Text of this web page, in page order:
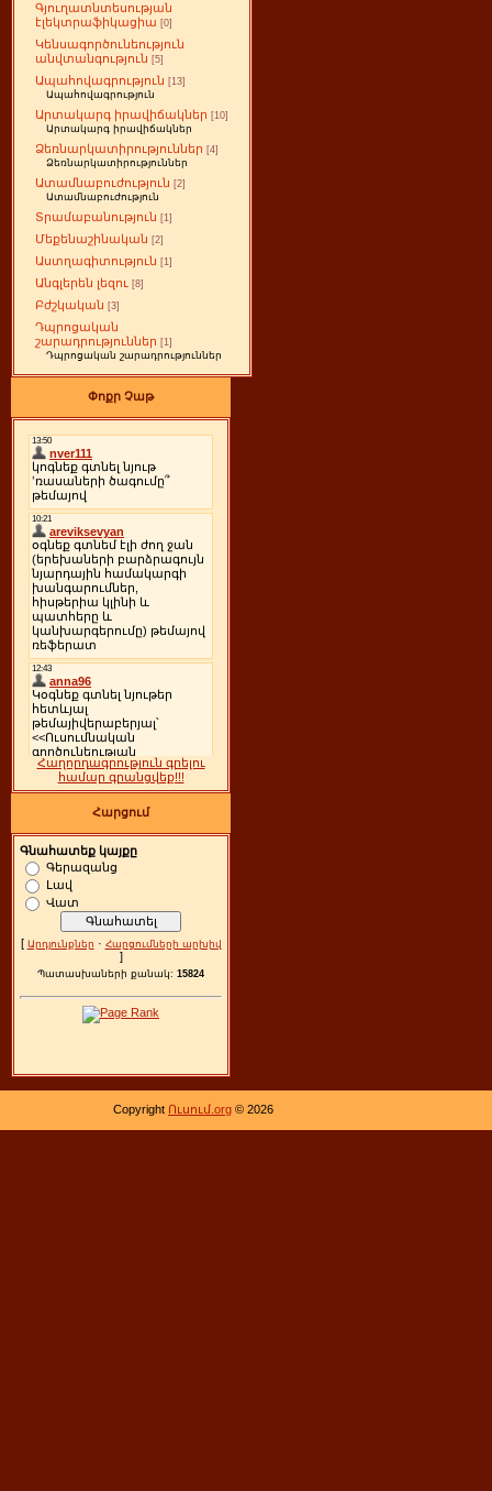
Գյուղատնտեսության
էլեկտրաֆիկացիա [0]
Կենսագործունեություն
անվտանգություն [5]
Ապահովագրություն [13]
Ապահովագրություն
Արտակարգ իրավիճակներ [10]
Արտակարգ իրավիճակներ
Ձեռնարկատիրություններ [4]
Ձեռնարկատիրություններ
Ատամնաբուժություն [2]
Ատամնաբուժություն
Տրամաբանություն [1]
Մեքենաշինական [2]
Աստղագիտություն [1]
Անգլերեն լեզու [8]
Բժշկական [3]
Դպրոցական
շարադրություններ [1]
Դպրոցական շարադրություններ
Փոքր Չաթ
Հաղորդագրություն գրելու
համար գրանցվեք!!!
Հարցում
Գնահատեք կայքը
Գերազանց
Լավ
Վատ
[ Արդյունքներ · Հարցումների արխիվ
]
Պատասխաների քանակ: 15824
Copyright Ուսում.org © 2026